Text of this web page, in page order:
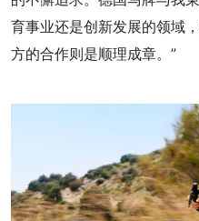
育事业还是创新发展的领域
方的合作则是顺理成章。”